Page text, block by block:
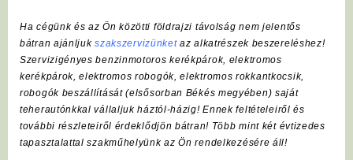
Ha cégünk és az Ön közötti földrajzi távolság nem jelentős
bátran ajánljukszakszervizünket az alkatrészek beszereléshez!
Szervizigényes benzinmotoros kerékpárok, elektromos
kerékpárok, elektromos robogók, elektromos rokkantkocsik,
robogók beszállítását (elsősorban Békés megyében) saját
teherautónkkal vállaljuk háztól-házig! Ennek feltételeiről és
további részleteiről érdeklődjön bátran! Több mint két évtizedes
tapasztalattal szakműhelyünk az Ön rendelkezésére áll!